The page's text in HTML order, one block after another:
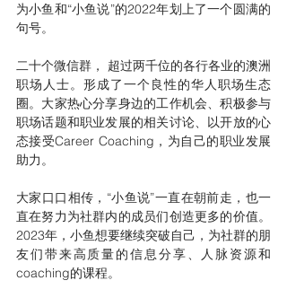
为小鱼和“小鱼说”的2022年划上了一个圆满的
句号。
二十个微信群， 超过两千位的各行各业的澳洲
职场人士。形成了一个良性的华人职场生态
圈。大家热心分享身边的工作机会、积极参与
职场话题和职业发展的相关讨论、以开放的心
态接受Career Coaching，为自己的职业发展
助力。
大家口口相传，“小鱼说”一直在朝前走，也一
直在努力为社群内的成员们创造更多的价值。
2023年，小鱼想要继续突破自己，为社群的朋
友们带来高质量的信息分享、人脉资源和
coaching的课程。